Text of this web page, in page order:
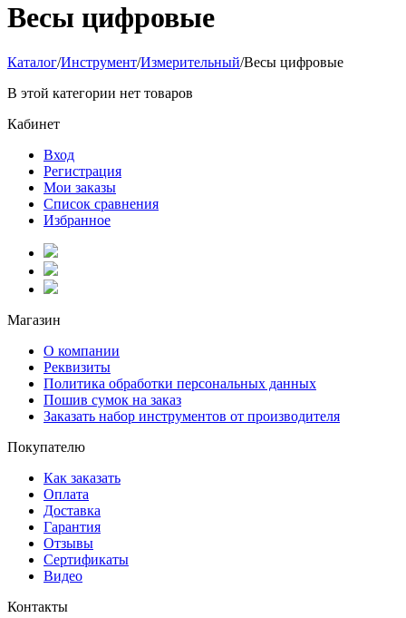
Весы цифровые
Каталог/Инструмент/Измерительный/Весы цифровые
В этой категории нет товаров
Кабинет
Вход
Регистрация
Мои заказы
Список сравнения
Избранное
Магазин
О компании
Реквизиты
Политика обработки персональных данных
Пошив сумок на заказ
Заказать набор инструментов от производителя
Покупателю
Как заказать
Оплата
Доставка
Гарантия
Отзывы
Сертификаты
Видео
Контакты